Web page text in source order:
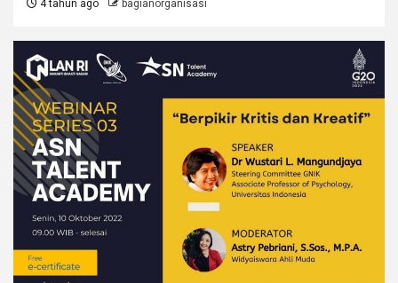
4 tahun ago bagianorganisasi